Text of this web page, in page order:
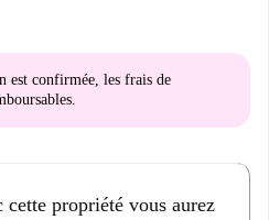
est confirmée, les frais de
.
cette propriété vous aurez